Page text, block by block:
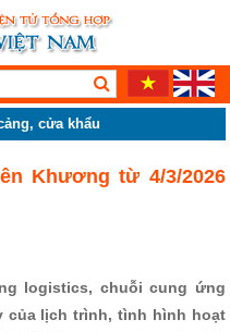
cửa khẩu
Khương từ 4/3/2026
logistics, chuỗi cung ứng
của lịch trình, tình hình hoạt